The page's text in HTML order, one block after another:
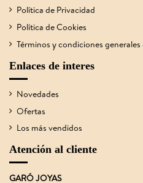
Política de Privacidad
Política de Cookies
Términos y condiciones
Enlaces de interes
Novedades
Ofertas
Los más vendidos
Atención al cliente
GARÓ JOYAS